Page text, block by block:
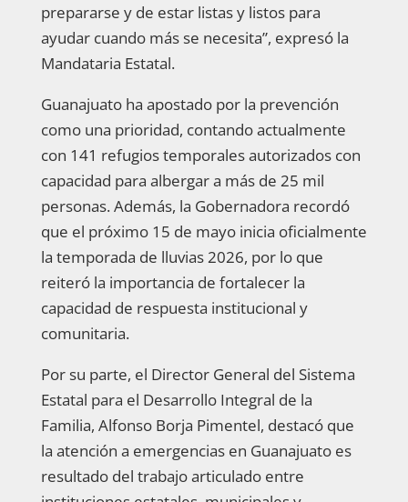
prepararse y de estar listas y listos para
ayudar cuando más se necesita”, expresó la
Mandataria Estatal.
Guanajuato ha apostado por la prevención
como una prioridad, contando actualmente
con 141 refugios temporales autorizados con
capacidad para albergar a más de 25 mil
personas. Además, la Gobernadora recordó
que el próximo 15 de mayo inicia oficialmente
la temporada de lluvias 2026, por lo que
reiteró la importancia de fortalecer la
capacidad de respuesta institucional y
comunitaria.
Por su parte, el Director General del Sistema
Estatal para el Desarrollo Integral de la
Familia, Alfonso Borja Pimentel, destacó que
la atención a emergencias en Guanajuato es
resultado del trabajo articulado entre